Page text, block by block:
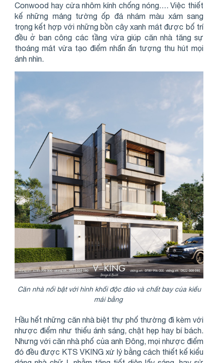
Conwood hay cửa nhôm kính chống nóng…. Việc thiết
kế những mảng tường ốp đá nhám màu xám sang
trọng kết hợp với những bồn cây xanh mát được bố trí
đều ở ban công các tầng vừa giúp căn nhà tăng sự
thoáng mát vừa tạo điểm nhấn ấn tượng thu hút mọi
ánh nhìn.
Căn nhà nổi bật với hình khối độc đáo và chất bay của kiểu
mái bằng
Hầu hết những căn nhà biệt thự phố thường đi kèm với
nhược điểm như thiếu ánh sáng, chật hẹp hay bí bách.
Nhưng với căn nhà phố của anh Đông, mọi nhược điểm
đó đều được KTS VKING xử lý bằng cách thiết kế kiểu